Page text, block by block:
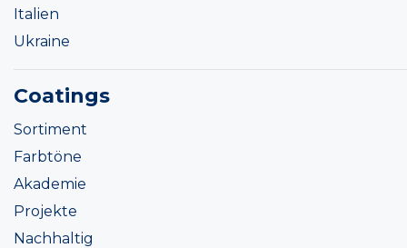
Italien
Ukraine
Coatings
Sortiment
Farbtöne
Akademie
Projekte
Nachhaltig